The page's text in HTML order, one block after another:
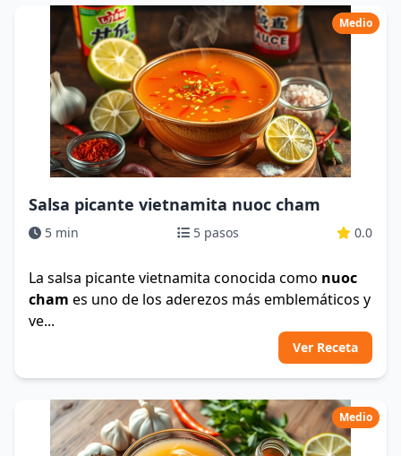
Medio
Salsa picante vietnamita nuoc cham
5 min 5 pasos 0.0
La salsa picante vietnamita conocida como nuoc
cham es uno de los aderezos más emblemáticos y
ve...
Ver Receta
Medio